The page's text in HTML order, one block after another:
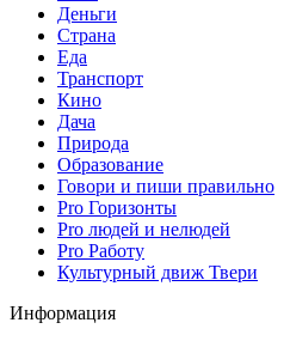
Деньги
Страна
Еда
Транспорт
Кино
Дача
Природа
Образование
Говори и пиши правильно
Pro Горизонты
Pro людей и нелюдей
Pro Работу
Культурный движ Твери
Информация